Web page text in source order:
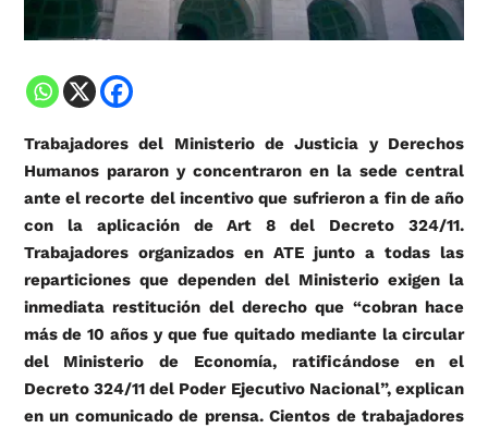
Trabajadores del Ministerio de Justicia y Derechos
Humanos pararon y concentraron en la sede central
ante el recorte del incentivo que sufrieron a fin de año
con la aplicación de Art 8 del Decreto 324/11.
Trabajadores organizados en ATE junto a todas las
reparticiones que dependen del Ministerio exigen la
inmediata restitución del derecho que “cobran hace
más de 10 años y que fue quitado mediante la circular
del Ministerio de Economía, ratificándose en el
Decreto 324/11 del Poder Ejecutivo Nacional”, explican
en un comunicado de prensa. Cientos de trabajadores